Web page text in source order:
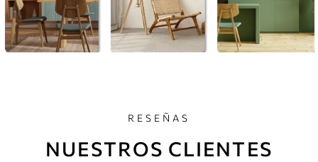
RESEÑAS
NUESTROS CLIENTES